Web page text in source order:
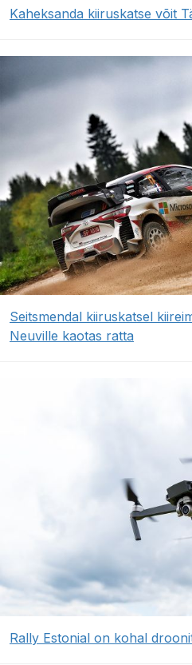
Kaheksanda kiiruskatse võit
Seitsmendal kiiruskatsel
Neuville kaotas ratta
Rally Estonial on kohal